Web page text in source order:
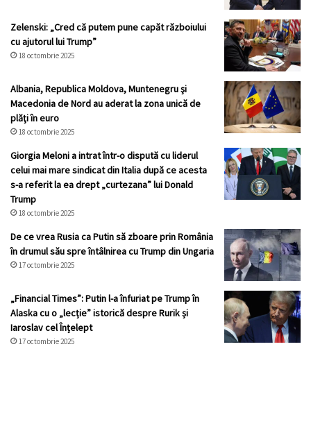
Zelenski: „Cred că putem pune capăt războiului
cu ajutorul lui Trump”
18 octombrie 2025
Albania, Republica Moldova, Muntenegru şi
Macedonia de Nord au aderat la zona unică de
plăţi în euro
18 octombrie 2025
Giorgia Meloni a intrat într-o dispută cu liderul
celui mai mare sindicat din Italia după ce acesta
s-a referit la ea drept „curtezana” lui Donald
Trump
18 octombrie 2025
De ce vrea Rusia ca Putin să zboare prin România
în drumul său spre întâlnirea cu Trump din Ungaria
17 octombrie 2025
„Financial Times”: Putin l-a înfuriat pe Trump în
Alaska cu o „lecție” istorică despre Rurik și
Iaroslav cel Înțelept
17 octombrie 2025